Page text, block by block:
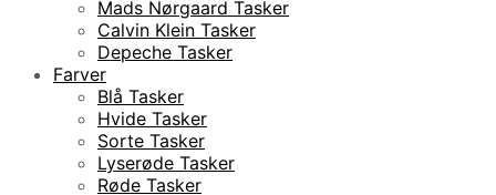
Mads Nørgaard Tasker
Calvin Klein Tasker
Depeche Tasker
Farver
Blå Tasker
Hvide Tasker
Sorte Tasker
Lyserøde Tasker
Røde Tasker